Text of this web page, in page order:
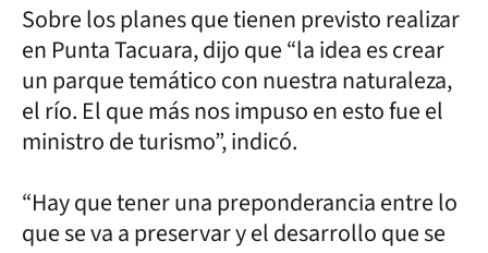
Sobre los planes que tienen previsto realizar
en Punta Tacuara, dijo que “la idea es crear
un parque temático con nuestra naturaleza,
el río. El que más nos impuso en esto fue el
ministro de turismo”, indicó.
“Hay que tener una preponderancia entre lo
que se va a preservar y el desarrollo que se